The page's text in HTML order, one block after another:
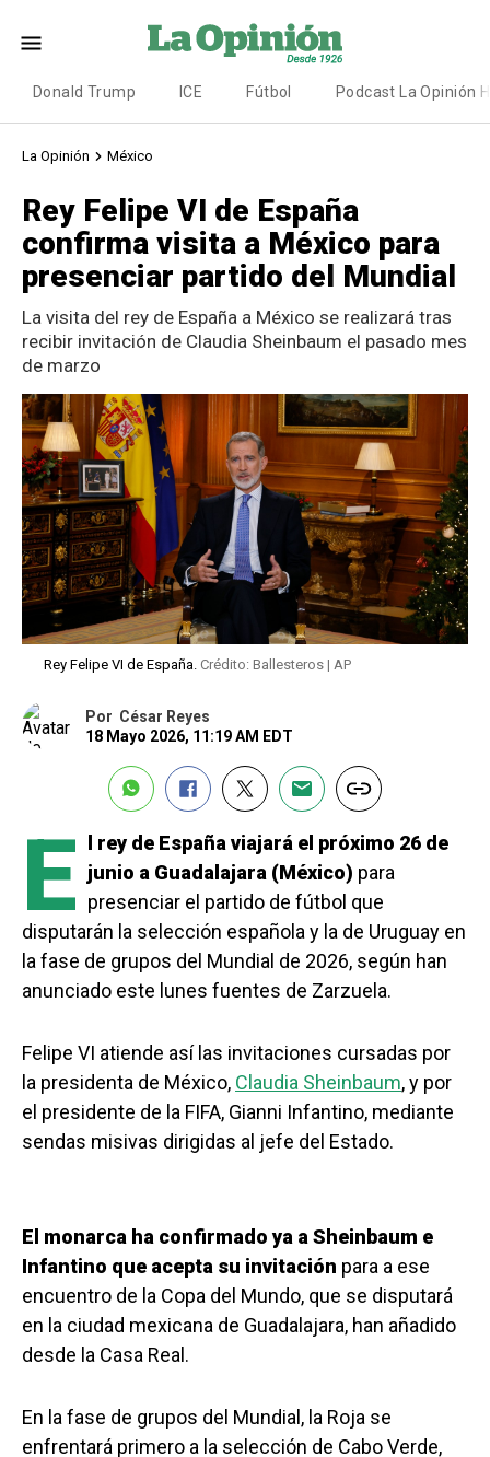
Donald Trump ICE Fútbol Podcast La Opinión
La Opinión México
Rey Felipe VI de España
confirma visita a México para
presenciar partido del Mundial
La visita del rey de España a México se realizará tras
recibir invitación de Claudia Sheinbaum el pasado mes
de marzo
Rey Felipe VI de España. Crédito: Ballesteros | AP
Por César Reyes
18 Mayo 2026, 11:19 AM EDT
E
l rey de España viajará el próximo 26 de
junio a Guadalajara (México) para
presenciar el partido de fútbol que
disputarán la selección española y la de Uruguay en
la fase de grupos del Mundial de 2026, según han
anunciado este lunes fuentes de Zarzuela.
Felipe VI atiende así las invitaciones cursadas por
la presidenta de México, Claudia Sheinbaum, y por
el presidente de la FIFA, Gianni Infantino, mediante
sendas misivas dirigidas al jefe del Estado.
El monarca ha confirmado ya a Sheinbaum e
Infantino que acepta su invitación para a ese
encuentro de la Copa del Mundo, que se disputará
en la ciudad mexicana de Guadalajara, han añadido
desde la Casa Real.
En la fase de grupos del Mundial, la Roja se
enfrentará primero a la selección de Cabo Verde,